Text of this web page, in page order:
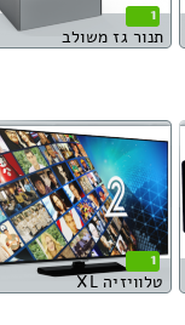
1
תנור גז משולב
1
טלוויזיה XL